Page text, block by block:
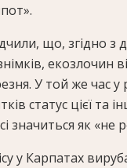
що, згідно з
екозлочин
У той же час у
статус цієї та
значиться як «не
у Карпатах